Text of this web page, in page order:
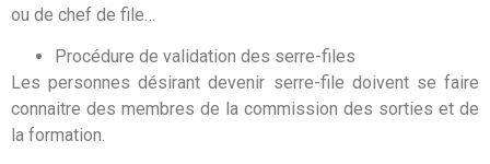
ou de chef de file…
Procédure de validation des serre-files
Les personnes désirant devenir serre-file doivent se faire
connaitre des membres de la commission des sorties et de
la formation.